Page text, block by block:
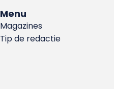
Menu
Magazines
Tip de redactie